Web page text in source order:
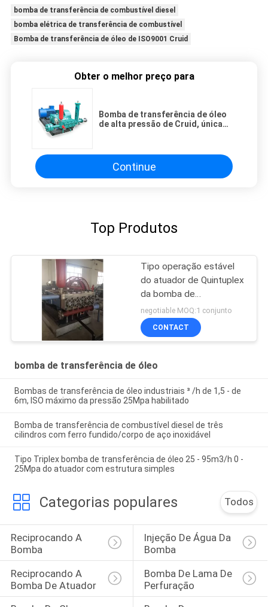
bomba de transferência de combustível diesel
bomba elétrica de transferência de combustível
Bomba de transferência de óleo de ISO9001 Cruid
Obter o melhor preço para
Bomba de transferência de óleo
de alta pressão de Cruid, única
Continue
Top Produtos
Tipo operação estável
do atuador de Quintuplex
da bomba de
transferência de óleo
com a vida útil longa
negotiable MOQ:1 conjunto
CONTACT
bomba de transferência de óleo
Bombas de transferência de óleo industriais ³ /h de 1,5 - de
6m, ISO máximo da pressão 25Mpa habilitado
Bomba de transferência de combustível diesel de três
cilindros com ferro fundido/corpo de aço inoxidável
Tipo Triplex bomba de transferência de óleo 25 - 95m3/h 0 -
25Mpa do atuador com estrutura simples
Categorias populares Todos
Reciprocando A
Bomba
Injeção De Água Da
Bomba
Reciprocando A
Bomba De Atuador
Bomba De Lama De
Perfuração